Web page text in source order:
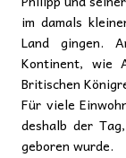
im damals
Land gingen.
Kontinent, wie
Britischen
Für viele
deshalb der
geboren wurde.